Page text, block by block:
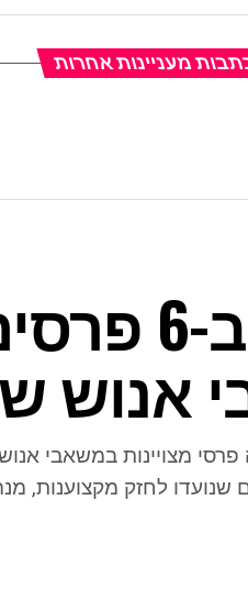
מעניינות אחרות
אסותא
אנוש
מצויינות במשאבי
לחזק מקצוענות,